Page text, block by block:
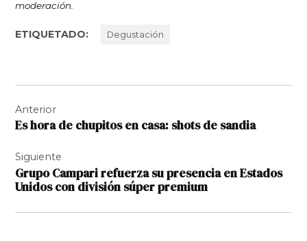
moderación.
ETIQUETADO: Degustación
de
entradas
Anterior
Es hora de chupitos en casa: shots de sandia
Siguiente
Grupo Campari refuerza su presencia en Estados
Unidos con división súper premium